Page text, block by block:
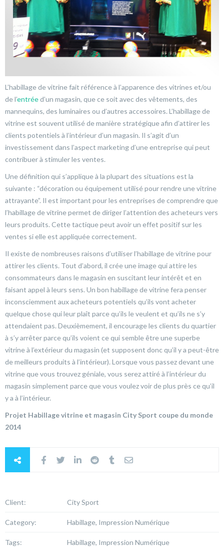
L’habillage de vitrine fait référence à l’apparence des vitrines et/ou
de l’entréed’un magasin, que ce soit avec des vêtements, des
mannequins, des luminaires ou d’autres accessoires. L’habillage de
vitrine est souvent utilisé de manière stratégique afin d’attirer les
clients potentiels à l’intérieur d’un magasin. Il s’agit d’un
investissement dans l’aspect marketing d’une entreprise qui peut
contribuer à stimuler les ventes.
Une définition qui s’applique à la plupart des situations est la
suivante : “décoration ou équipement utilisé pour rendre une vitrine
attrayante”. Il est important pour les entreprises de comprendre que
l’habillage de vitrine permet de diriger l’attention des acheteurs vers
leurs produits. Cette tactique peut avoir un effet positif sur les
ventes si elle est appliquée correctement.
Il existe de nombreuses raisons d’utiliser l’habillage de vitrine pour
attirer les clients. Tout d’abord, il crée une image qui attire les
consommateurs dans le magasin en suscitant leur intérêt et en
faisant appel à leurs sens. Un bon habillage de vitrine fera penser
inconsciemment aux acheteurs potentiels qu’ils vont acheter
quelque chose qui leur plaît parce qu’ils le veulent et qu’ils ne s’y
attendaient pas. Deuxièmement, il encourage les clients du quartier
à s’y arrêter parce qu’ils voient ce qui semble être une superbe
vitrine à l’extérieur du magasin (et supposent donc qu’il y a peut-être
de meilleurs produits à l’intérieur). Lorsque vous passez devant une
vitrine que vous trouvez géniale, vous serez attiré à l’intérieur du
magasin simplement parce que vous voulez voir de plus près ce qu’il
y a à l’intérieur.
Projet Habillage vitrine et magasin City Sport coupe du monde
2014
Client: City Sport
Category: Habillage, Impression Numérique
Tags: Habillage, Impression Numérique